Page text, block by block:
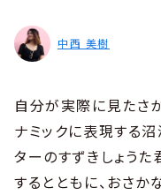
中西 美樹
自分が実際に見たさ
ナミックに表現する
ターのすずきしょうた
するとともに、おさ